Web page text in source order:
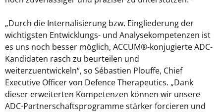
„Durch die Internalisierung bzw. Eingliederung der
wichtigsten Entwicklungs- und Analysekompetenzen ist
es uns noch besser möglich, ACCUM®-konjugierte ADC-
Kandidaten rasch zu beurteilen und
weiterzuentwickeln“, so Sébastien Plouffe, Chief
Executive Officer von Defence Therapeutics. „Dank
dieser erweiterten Kompetenzen können wir unsere
ADC-Partnerschaftsprogramme stärker forcieren und